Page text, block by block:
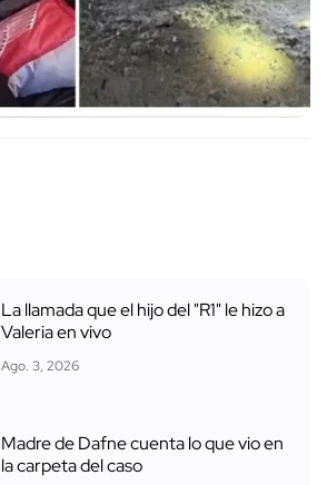
La llamada que el hijo del "R1" le hizo a
Valeria en vivo
Ago. 3, 2026
Madre de Dafne cuenta lo que vio en
la carpeta del caso